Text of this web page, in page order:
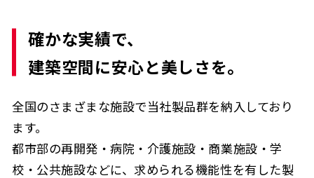
全国のさまざまな施設で当社製品群を納入しており
ます。
都市部の再開発・病院・介護施設・商業施設・学
校・公共施設などに、求められる機能性を有した製
確かな実績で、
建築空間に安心と美しさを。